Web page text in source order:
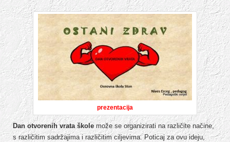
prezentacija
Dan otvorenih vrata škole može se organizirati na različite načine,
s različitim sadržajima i različitim ciljevima. Poticaj za ovu ideju,